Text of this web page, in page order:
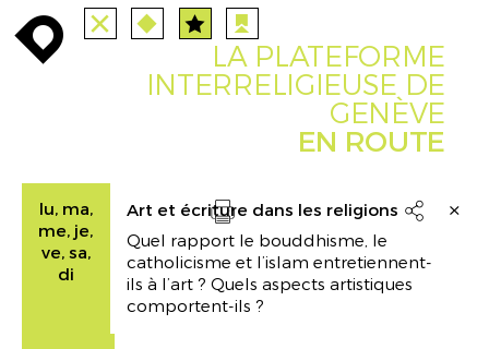
enroute enroute TOUTES STATIONS
PARCOURS event EVENTS agenda FILTRE
close route angebote anreise
LA PLATEFORME
INTERRELIGIEUSE DE
GENÈVE
EN ROUTE
lu, ma,
me, je,
ve, sa,
di
Art et écriture dans les religions
Drucken

Quel rapport le bouddhisme, le
catholicisme et l’islam entretiennent-
ils à l’art ? Quels aspects artistiques
comportent-ils ?